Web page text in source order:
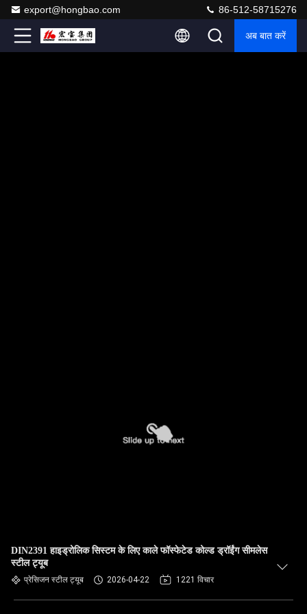
export@hongbao.com 86-512-58715276
अब बात करें
DIN2391 हाइड्रोलिक सिस्टम के लिए काले फॉस्फेटेड कोल्ड ड्रॉईंग सीमलेस
स्टील ट्यूब
प्रेसिजन स्टील ट्यूब 2026-04-22 1221 विचार